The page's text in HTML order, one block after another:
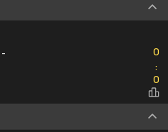
-
0
:0
0